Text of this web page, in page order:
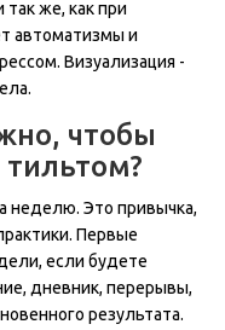
же, как при
автоматизмы и
Визуализация -
чтобы
тильтом?
неделю. Это привычка,
Первые
если будете
дневник, перерывы,
результата.